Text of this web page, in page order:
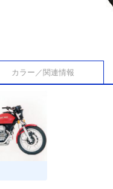
カラー／関連情報